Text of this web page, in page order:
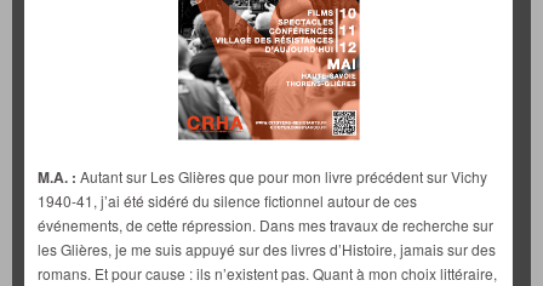
M.A. : Autant sur Les Glières que pour mon livre précédent sur Vichy
1940-41, j’ai été sidéré du silence fictionnel autour de ces
événements, de cette répression. Dans mes travaux de recherche sur
les Glières, je me suis appuyé sur des livres d’Histoire, jamais sur des
romans. Et pour cause : ils n’existent pas. Quant à mon choix littéraire,